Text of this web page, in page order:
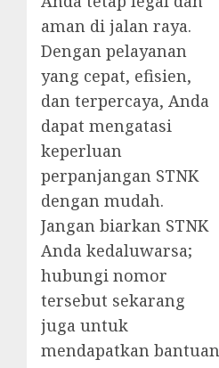
aman di jalan raya.
Dengan pelayanan
yang cepat, efisien,
dan terpercaya, Anda
dapat mengatasi
keperluan
perpanjangan STNK
dengan mudah.
Jangan biarkan STNK
Anda kedaluwarsa;
hubungi nomor
tersebut sekarang
juga untuk
mendapatkan bantuan